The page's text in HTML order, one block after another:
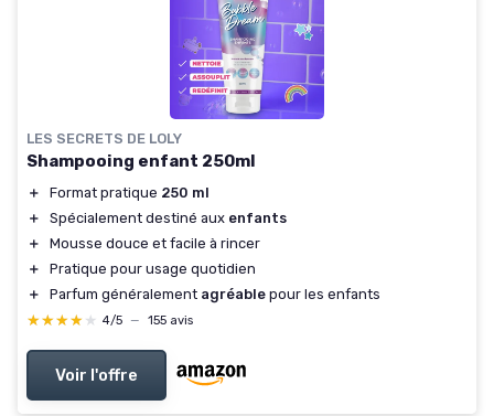
LES SECRETS DE LOLY
Shampooing enfant 250ml
＋ Format pratique 250 ml
＋
Spécialement destiné aux enfants
＋
Mousse douce et facile à rincer
＋
Pratique pour usage quotidien
＋
Parfum généralement agréable pour les enfants
★★★★★
★★★★★ 4/5 — 155 avis
Voir l'offre